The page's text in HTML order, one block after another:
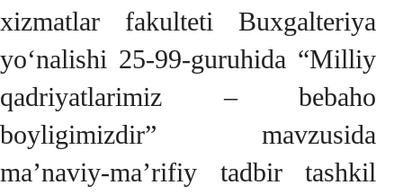
xizmatlar fakulteti Buxgalteriya
yo‘nalishi 25-99-guruhida “Milliy
qadriyatlarimiz – bebaho
boyligimizdir” mavzusida
ma’naviy-ma’rifiy tadbir tashkil